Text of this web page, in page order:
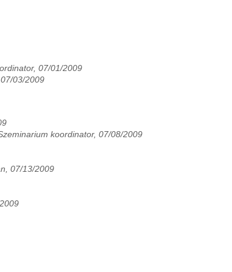
07/01/2009
03/2009
koordinator, 07/08/2009
07/13/2009